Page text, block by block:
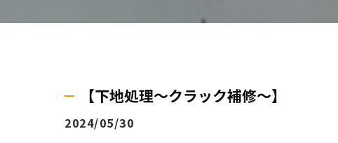
【下地処理〜クラック補修〜】
2024/05/30